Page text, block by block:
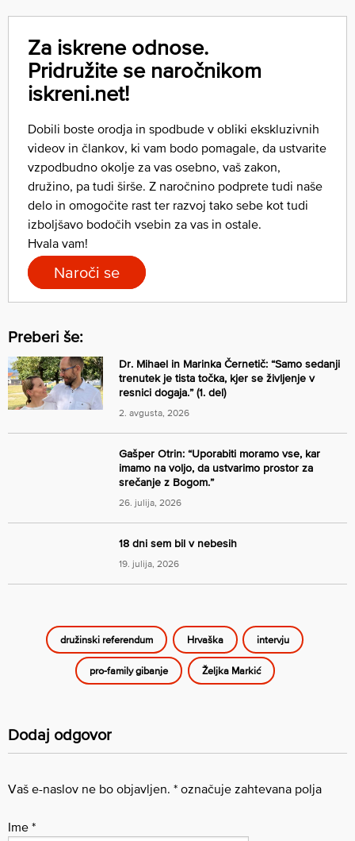
Za iskrene odnose.
Pridružite se naročnikom
iskreni.net!
Dobili boste orodja in spodbude v obliki ekskluzivnih
videov in člankov, ki vam bodo pomagale, da ustvarite
vzpodbudno okolje za vas osebno, vaš zakon,
družino, pa tudi širše. Z naročnino podprete tudi naše
delo in omogočite rast ter razvoj tako sebe kot tudi
izboljšavo bodočih vsebin za vas in ostale.
Hvala vam!
Naroči se
Preberi še:
Dr. Mihael in Marinka Černetič: “Samo sedanji
trenutek je tista točka, kjer se življenje v
resnici dogaja.” (1. del)
2. avgusta, 2026
Gašper Otrin: “Uporabiti moramo vse, kar
imamo na voljo, da ustvarimo prostor za
srečanje z Bogom.”
26. julija, 2026
18 dni sem bil v nebesih
19. julija, 2026
družinski referendum Hrvaška intervju
pro-family gibanje Željka Markić
Dodaj odgovor
Vaš e-naslov ne bo objavljen. * označuje zahtevana polja
Ime *